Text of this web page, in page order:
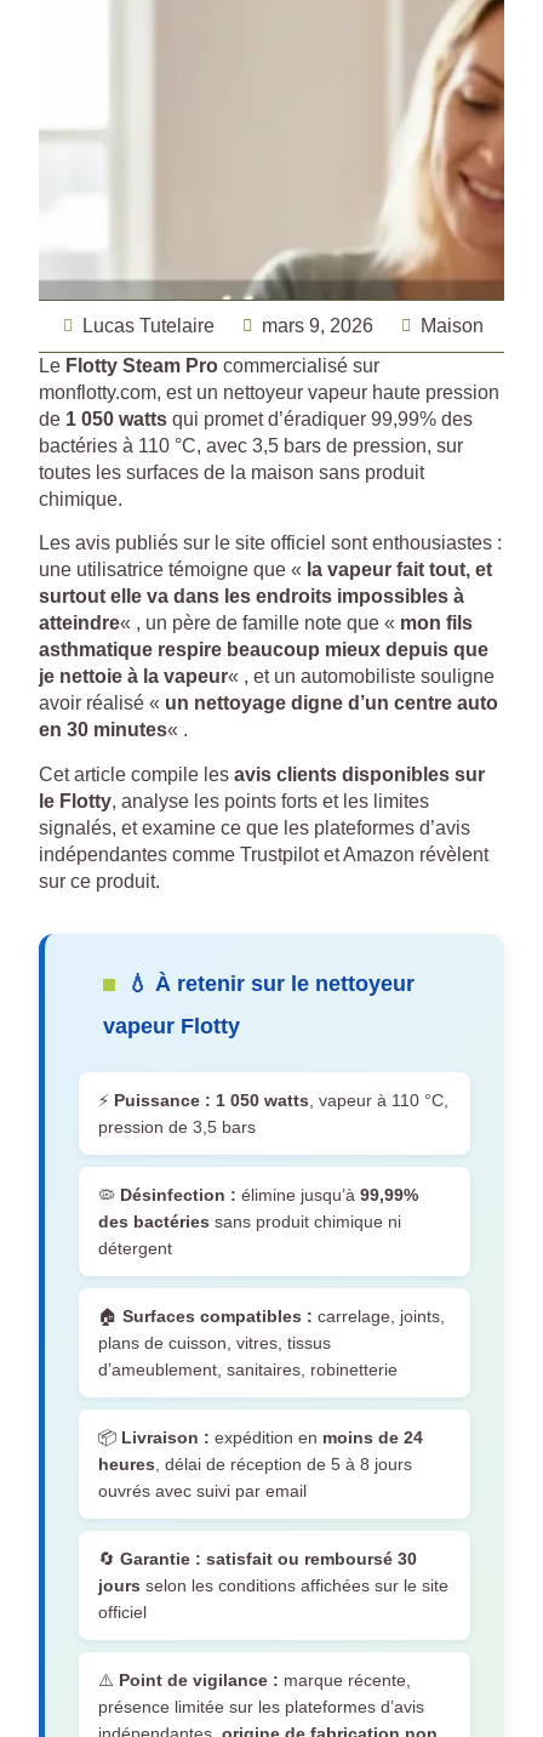
Lucas Tutelaire mars 9, 2026
Maison
Le Flotty Steam Pro commercialisé sur
monflotty.com, est un nettoyeur vapeur haute pression
de 1 050 watts qui promet d’éradiquer 99,99% des
bactéries à 110 °C, avec 3,5 bars de pression, sur
toutes les surfaces de la maison sans produit
chimique.
Les avis publiés sur le site officiel sont enthousiastes :
une utilisatrice témoigne que « la vapeur fait tout, et
surtout elle va dans les endroits impossibles à
atteindre« , un père de famille note que « mon fils
asthmatique respire beaucoup mieux depuis que
je nettoie à la vapeur« , et un automobiliste souligne
avoir réalisé « un nettoyage digne d’un centre auto
en 30 minutes« .
Cet article compile les avis clients disponibles sur
le Flotty, analyse les points forts et les limites
signalés, et examine ce que les plateformes d’avis
indépendantes comme Trustpilot et Amazon révèlent
sur ce produit.
💧 À retenir sur le nettoyeur
vapeur Flotty
⚡ Puissance : 1 050 watts , vapeur à 110 °C,
pression de 3,5 bars
🦠 Désinfection : élimine jusqu’à 99,99%
des bactéries sans produit chimique ni
détergent
🏠 Surfaces compatibles : carrelage, joints,
plans de cuisson, vitres, tissus
d’ameublement, sanitaires, robinetterie
📦 Livraison : expédition en moins de 24
heures , délai de réception de 5 à 8 jours
ouvrés avec suivi par email
🔄 Garantie : satisfait ou remboursé 30
jours selon les conditions affichées sur le site
officiel
⚠️ Point de vigilance : marque récente,
présence limitée sur les plateformes d’avis
indépendantes, origine de fabrication non